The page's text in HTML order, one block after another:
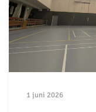
1 juni 2026